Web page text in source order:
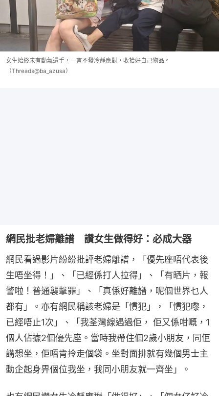
女生始終未有動氣還手，一言不發冷靜應對，收拾好自己物品。
（Threads@ba_azusa）
網民批老婦離譜 讚女生做得好：必成大器
網民看過影片紛紛批評老婦離譜，「優先座唔代表後
生唔坐得！」、「已經係打人拉得」、「有晒片，報
警啦！普通襲擊罪」、「真係好離譜，呢個世界乜人
都有」。亦有網民稱該老婦是「慣犯」，「慣犯嚟，
已經唔止1次」、「我荃灣線遇過佢， 佢又係咁嘅，1
個人佔據2個優先座。當時我帶住個2歲小朋友，同佢
講想坐，佢唔肯拎走個袋。坐對面排就有幾個男士主
動企起身畀個位我坐，我同小朋友就一齊坐」。